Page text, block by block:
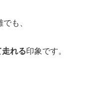
も、
れる印象です。